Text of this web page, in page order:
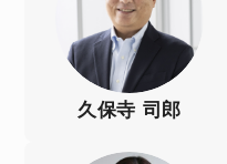
久保寺 司郎